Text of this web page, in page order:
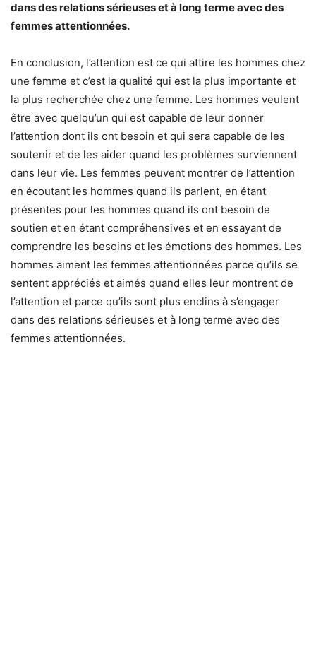
dans des relations sérieuses et à long terme avec des
femmes attentionnées.
En conclusion, l’attention est ce qui attire les hommes chez
une femme et c’est la qualité qui est la plus importante et
la plus recherchée chez une femme. Les hommes veulent
être avec quelqu’un qui est capable de leur donner
l’attention dont ils ont besoin et qui sera capable de les
soutenir et de les aider quand les problèmes surviennent
dans leur vie. Les femmes peuvent montrer de l’attention
en écoutant les hommes quand ils parlent, en étant
présentes pour les hommes quand ils ont besoin de
soutien et en étant compréhensives et en essayant de
comprendre les besoins et les émotions des hommes. Les
hommes aiment les femmes attentionnées parce qu’ils se
sentent appréciés et aimés quand elles leur montrent de
l’attention et parce qu’ils sont plus enclins à s’engager
dans des relations sérieuses et à long terme avec des
femmes attentionnées.